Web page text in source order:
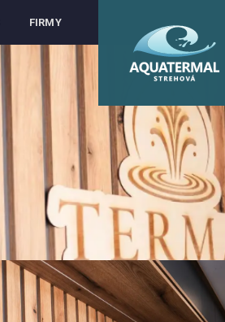
FIRMY